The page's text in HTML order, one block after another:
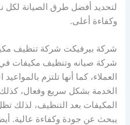
لتحديد أفضل طرق الصيانة
وكفاءة أعلى.
شركة بيرفيكت شركة تنظيف
شركة صيانه وتنظيف مكيفات
العملاء، كما أنها تلتزم
الخدمة بشكل سريع وفعال،
المكيفات بعد التنظيف، لذلك
يبحث عن جودة وكفاءة عالية.